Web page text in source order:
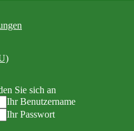
Sie sich an
Ihr Benutzername
Ihr Passwort